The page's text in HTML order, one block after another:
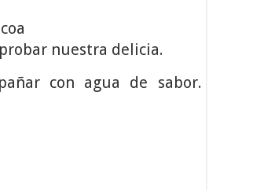
nuestra delicia.
con agua de sabor.